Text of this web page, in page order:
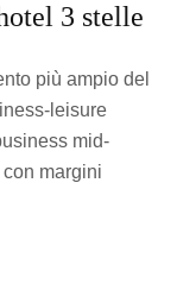
3 stelle
più ampio del
leisure
mid-
margini